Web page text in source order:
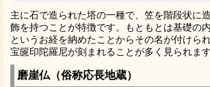
主に石で造られた塔の一種で、笠を階段状に
飾を持つことが特徴です。もともとは基礎の
というお経を納めたことからその名が付けら
宝篋印陀羅尼が刻まれることが多く見られます
磨崖仏（俗称応長地蔵）